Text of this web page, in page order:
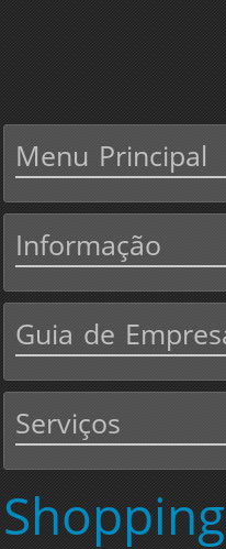
Menu Principal
Informação
Guia de
Serviços